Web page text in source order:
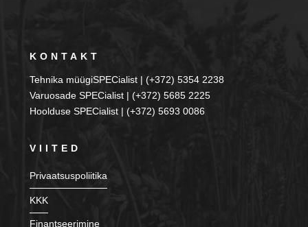
KONTAKT
Tehnika müügiSPECialist | (+372) 5354 2238
Varuosade SPECialist | (+372) 5685 2225
Hoolduse SPECialist | (+372) 5693 0086
VIITED
Privaatsuspoliitika
KKK
Finantseerimine